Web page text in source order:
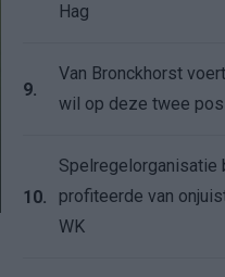
Hag
9.
Van Bronckhorst
wil op deze twee
10.
Spelregelorganisatie
profiteerde van
WK